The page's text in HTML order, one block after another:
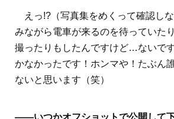
えっ!?（写真集をめくって確認し
みながら電車が来るのを待っていた
撮ったりもしたんですけど…ないで
かなかったです！ホンマや！たぶん
ないと思います（笑）